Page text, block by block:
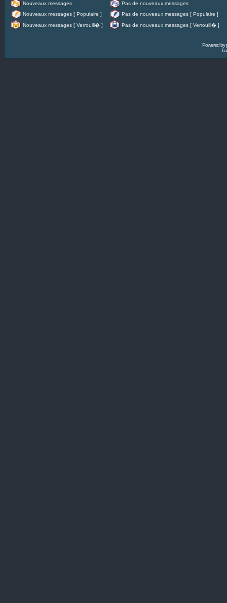
Nouveaux messages
Pas de nouveaux messages
Nouveaux messages [ Populaire ]
Pas de nouveaux messages [ Populaire ]
Nouveaux messages [ Verrouill� ]
Pas de nouveaux messages [ Verrouill� ]
Powered by